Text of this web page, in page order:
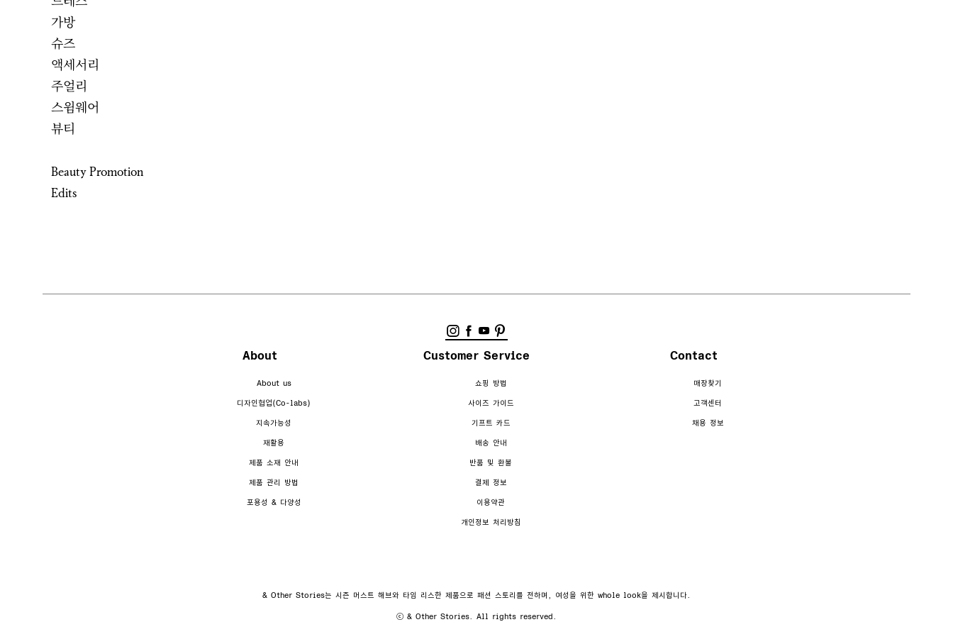
가방
슈즈
액세서리
주얼리
스윔웨어
뷰티
Beauty Promotion
Edits
About
About us
디자인협업(Co-labs)
지속가능성
재활용
제품 소재 안내
제품 관리 방법
포용성 & 다양성
Customer Service
쇼핑 방법
사이즈 가이드
기프트 카드
배송 안내
반품 및 환불
결제 정보
이용약관
개인정보 처리방침
Contact
매장찾기
고객센터
채용 정보
& Other Stories는 시즌 머스트 해브와 타임 리스한 제품으로 패션 스토리를 전하며, 여성을 위한 whole look을 제시합니다.
ⓒ & Other Stories. All rights reserved.